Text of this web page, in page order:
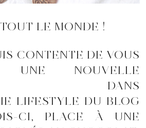
LE MONDE !
CONTENTE DE VOUS
UNE NOUVELLE
DANS
LIFESTYLE DU BLOG
CI, PLACE À UNE